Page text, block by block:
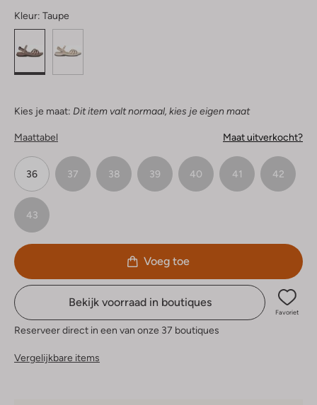
Kleur: Taupe
Kies je maat: Dit item valt normaal, kies je eigen maat
Maattabel Maat uitverkocht?
36 37 38 39 40 41 42
43
Voeg toe
Bekijk voorraad in boutiques
Favoriet
Reserveer direct in een van onze 37 boutiques
Vergelijkbare items